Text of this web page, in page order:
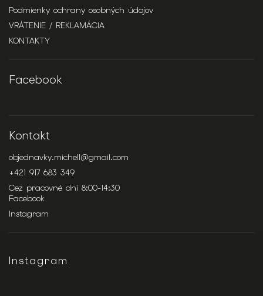
Podmienky ochrany osobných údajov
VRÁTENIE / REKLAMÁCIA
KONTAKTY
Facebook
Kontakt
objednavky.michell@gmail.com
+421 917 683 349
Cez pracovné dni 8:00-14:30
Facebook
Instagram
Instagram